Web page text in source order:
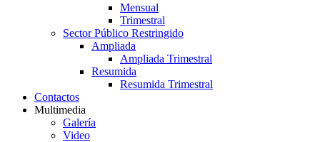
Mensual
Trimestral
Sector Público Restringido
Ampliada
Ampliada Trimestral
Resumida
Resumida Trimestral
Contactos
Multimedia
Galería
Video